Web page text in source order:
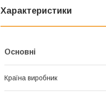
Характеристики
Основні
Країна виробник